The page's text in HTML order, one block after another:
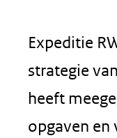
Expeditie
strategie
heeft
opgaven en